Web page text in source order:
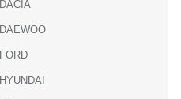
DACIA
DAEWOO
FORD
HYUNDAI